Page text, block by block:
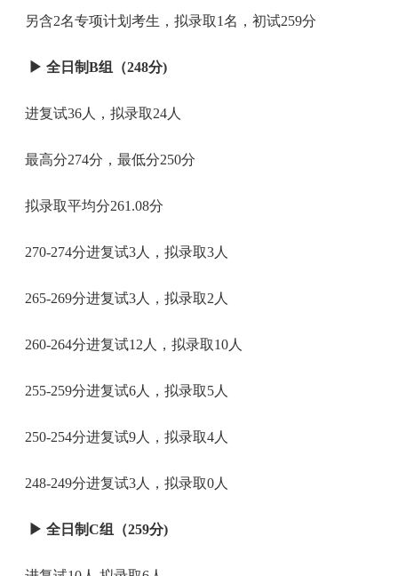
另含2名专项计划考生，拟录取1名，初试259分
▶全日制B组（248分)
进复试36人，拟录取24人
最高分274分，最低分250分
拟录取平均分261.08分
270-274分进复试3人，拟录取3人
265-269分进复试3人，拟录取2人
260-264分进复试12人，拟录取10人
255-259分进复试6人，拟录取5人
250-254分进复试9人，拟录取4人
248-249分进复试3人，拟录取0人
▶全日制C组（259分)